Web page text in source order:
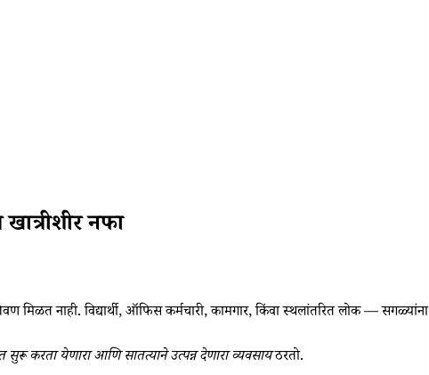
नफा
नाही. विद्यार्थी, ऑफिस कर्मचारी, कामगार, किंवा स्थलांतरित लोक — सगळ्यांना
करता येणारा आणि सातत्याने उत्पन्न देणारा व्यवसायठरतो.